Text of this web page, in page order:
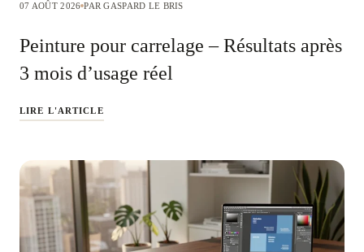
07 AOÛT 2026 PAR GASPARD LE BRIS
Peinture pour carrelage – Résultats après
3 mois d’usage réel
LIRE L'ARTICLE